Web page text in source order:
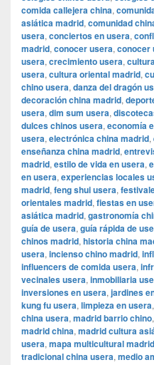
comida callejera china,
asiática madrid, comunidad
usera, conciertos en usera,
madrid, conocer usera, conocer
usera, crecimiento usera,
usera, cultura oriental madrid,
chino usera, danza del dragón
decoración china madrid,
usera, dim sum usera,
dulces chinos usera, economía
usera, electrónica china madrid,
enseñanza china madrid,
madrid, estilo de vida en usera,
en usera, experiencias locales
madrid, feng shui usera,
orientales madrid, fiestas en
asiática madrid, gastronomía
guía de usera, guía rápida de
chinos madrid, historia china
usera, incienso chino madrid,
influencers de comida usera,
vecinales usera, inmobiliaria
inversiones en usera, jardines
kung fu usera, limpieza en usera,
china usera, madrid barrio chino,
madrid china, madrid cultura
usera, mapa multicultural madrid
tradicional china usera, medio